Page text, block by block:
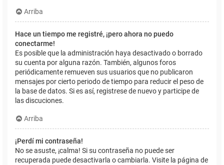
Arriba
Hace un tiempo me registré, ¡pero ahora no puedo
conectarme!
Es posible que la administración haya desactivado o borrado
su cuenta por alguna razón. También, algunos foros
periódicamente remueven sus usuarios que no publicaron
mensajes por cierto periodo de tiempo para reducir el peso de
la base de datos. Si es así, registrese de nuevo y participe de
las discuciones.
Arriba
¡Perdí mi contraseña!
No se asuste, ¡calma! Si su contraseña no puede ser
recuperada puede desactivarla o cambiarla. Visite la página de